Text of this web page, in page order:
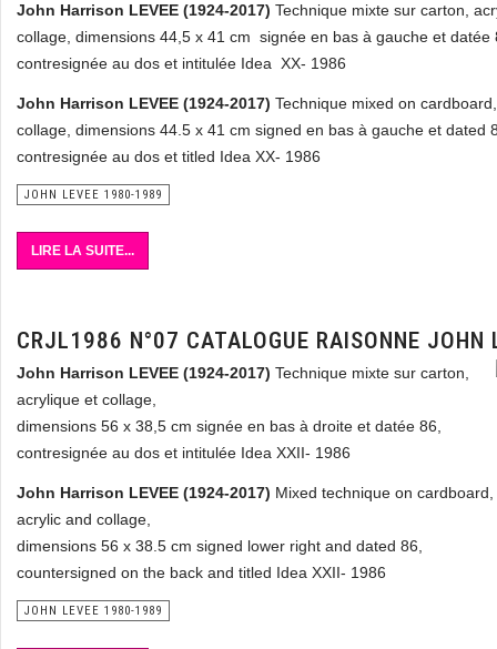
John Harrison LEVEE (1924-2017) Technique mixte sur carton,
collage, dimensions 44,5 x 41 cm signée en bas à gauche et datée
contresignée au dos et intitulée Idea XX- 1986
John Harrison LEVEE (1924-2017) Technique mixed on
collage, dimensions 44.5 x 41 cm signed en bas à gauche et dated
contresignée au dos et titled Idea XX- 1986
JOHN LEVEE 1980-1989
LIRE LA SUITE...
CRJL1986 N°07 CATALOGUE RAISONNE JOHN
John Harrison LEVEE (1924-2017) Technique mixte sur carton,
acrylique et collage,
dimensions 56 x 38,5 cm signée en bas à droite et datée 86,
contresignée au dos et intitulée Idea XXII- 1986
John Harrison LEVEE (1924-2017) Mixed technique on cardboard,
acrylic and collage,
dimensions 56 x 38.5 cm signed lower right and dated 86,
countersigned on the back and titled Idea XXII- 1986
JOHN LEVEE 1980-1989